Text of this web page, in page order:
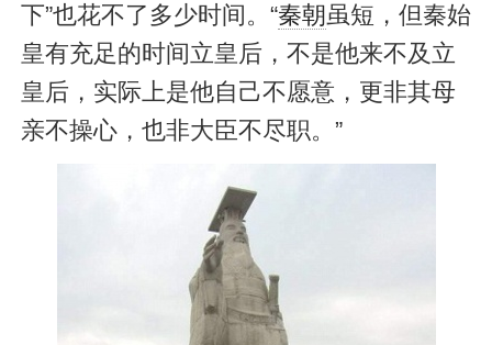
下”也花不了多少时间。“秦朝虽短，但秦始
皇有充足的时间立皇后，不是他来不及立
皇后，实际上是他自己不愿意，更非其母
亲不操心，也非大臣不尽职。”